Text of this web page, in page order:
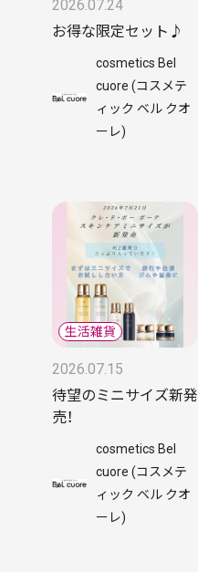
2026.07.24
お得な限定セット♪
cosmetics Bel
cuore (コスメテ
ィック ベル クオ
ーレ)
2026.07.15
待望のミニサイズ新発
売！
cosmetics Bel
cuore (コスメテ
ィック ベル クオ
ーレ)